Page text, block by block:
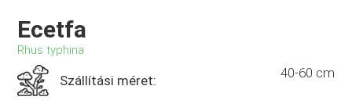
Ecetfa
Rhus typhina
Szállítási méret: 40-60 cm